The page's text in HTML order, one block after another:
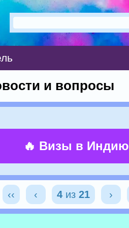
и вопросы
🔥 Визы в Индию
‹‹ ‹ 4из 21 ›